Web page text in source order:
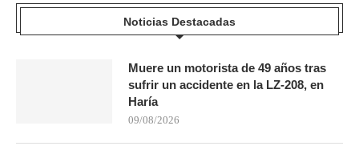
Noticias Destacadas
Muere un motorista de 49 años tras
sufrir un accidente en la LZ-208, en
Haría
09/08/2026